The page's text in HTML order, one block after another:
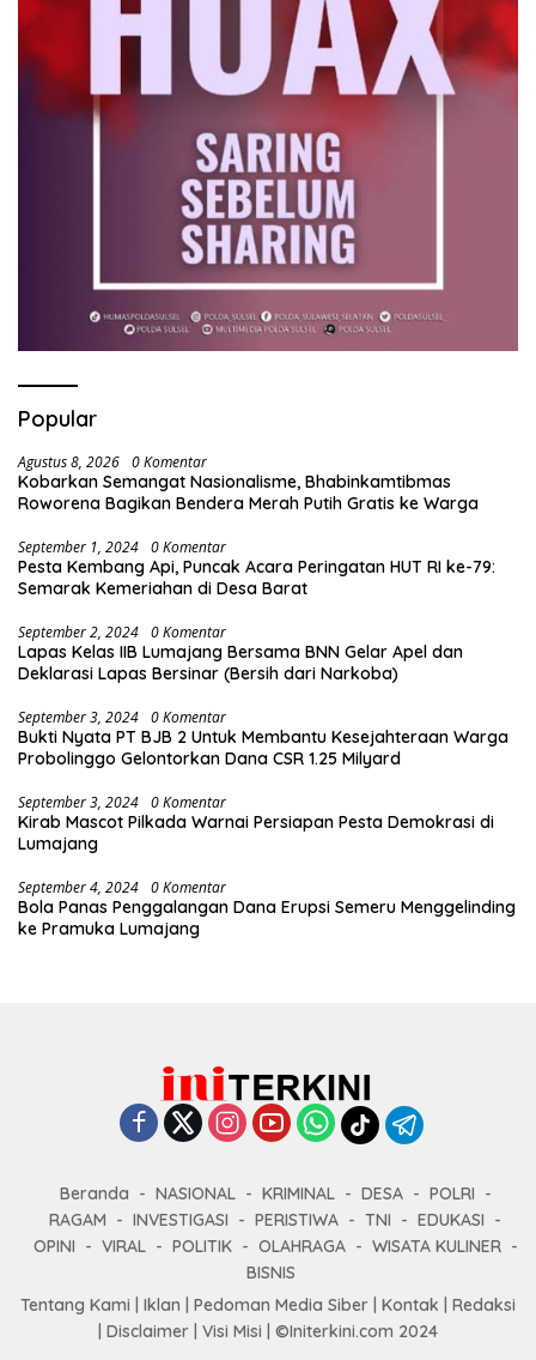
Popular
Agustus 8, 2026 0 Komentar
Kobarkan Semangat Nasionalisme, Bhabinkamtibmas
Roworena Bagikan Bendera Merah Putih Gratis ke Warga
September 1, 2024 0 Komentar
Pesta Kembang Api, Puncak Acara Peringatan HUT RI ke-79:
Semarak Kemeriahan di Desa Barat
September 2, 2024 0 Komentar
Lapas Kelas IIB Lumajang Bersama BNN Gelar Apel dan
Deklarasi Lapas Bersinar (Bersih dari Narkoba)
September 3, 2024 0 Komentar
Bukti Nyata PT BJB 2 Untuk Membantu Kesejahteraan Warga
Probolinggo Gelontorkan Dana CSR 1.25 Milyard
September 3, 2024 0 Komentar
Kirab Mascot Pilkada Warnai Persiapan Pesta Demokrasi di
Lumajang
September 4, 2024 0 Komentar
Bola Panas Penggalangan Dana Erupsi Semeru Menggelinding
ke Pramuka Lumajang
Beranda NASIONAL KRIMINAL DESA
POLRI
RAGAM
INVESTIGASI PERISTIWA TNI
EDUKASI
OPINI
VIRAL POLITIK OLAHRAGA
WISATA KULINER
BISNIS
Tentang Kami
Iklan Pedoman Media Siber Kontak
Redaksi
Disclaimer Visi Misi ©Initerkini.com 2024